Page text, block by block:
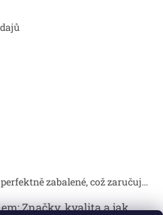
zabalené, což zaručuj...
Značky, kvalita a jak